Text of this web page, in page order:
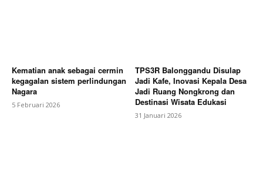
Kematian anak sebagai cermin
kegagalan sistem perlindungan
Nagara
5 Februari 2026
TPS3R Balonggandu Disulap
Jadi Kafe, Inovasi Kepala Desa
Jadi Ruang Nongkrong dan
Destinasi Wisata Edukasi
31 Januari 2026